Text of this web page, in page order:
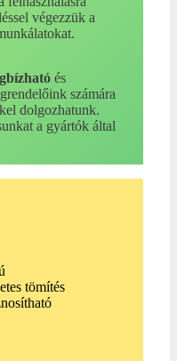
végezzük a
és
számára
dolgozhatunk.
a gyártók által
tömítés